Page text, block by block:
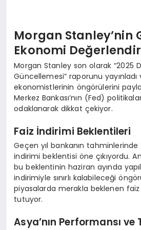
Morgan Stanley’nin
Ekonomi
Morgan Stanley son olarak “2025
Güncellemesi” raporunu yayınladı
ekonomistlerinin öngörülerini
Merkez Bankası’nın (Fed)
odaklanarak dikkat çekiyor.
Faiz İndirimi Beklentileri
Geçen yıl bankanın tahminlerinde
indirimi beklentisi öne çıkıyordu.
bu beklentinin haziran ayında
indirimiyle sınırlı kalabileceği
piyasalarda merakla beklenen faiz
tutuyor.
Asya’nın Performansı ve